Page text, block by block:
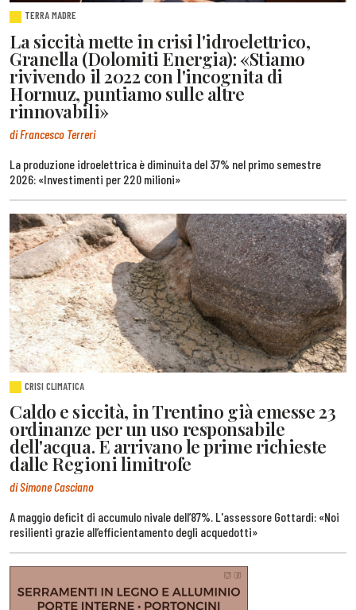
TERRA MADRE
La siccità mette in crisi l'idroelettrico,
Granella (Dolomiti Energia): «Stiamo
rivivendo il 2022 con l'incognita di
Hormuz, puntiamo sulle altre
rinnovabili»
di Francesco Terreri
La produzione idroelettrica è diminuita del 37% nel primo semestre
2026: «Investimenti per 220 milioni»
CRISI CLIMATICA
Caldo e siccità, in Trentino già emesse 23
ordinanze per un uso responsabile
dell'acqua. E arrivano le prime richieste
dalle Regioni limitrofe
di Simone Casciano
A maggio deficit di accumulo nivale dell’87%. L'assessore Gottardi: «Noi
resilienti grazie all’efficientamento degli acquedotti»